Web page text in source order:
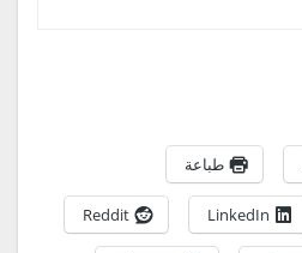
طباعة
LinkedIn
Reddit